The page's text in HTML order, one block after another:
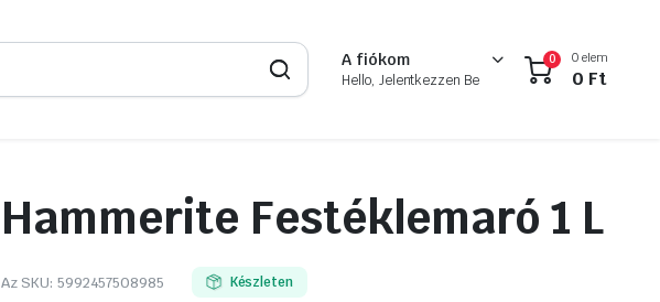
A fiókom
Hello, Jelentkezzen Be
0 0 elem
0 Ft
Hammerite Festéklemaró 1 L
Az SKU: 5992457508985 Készleten